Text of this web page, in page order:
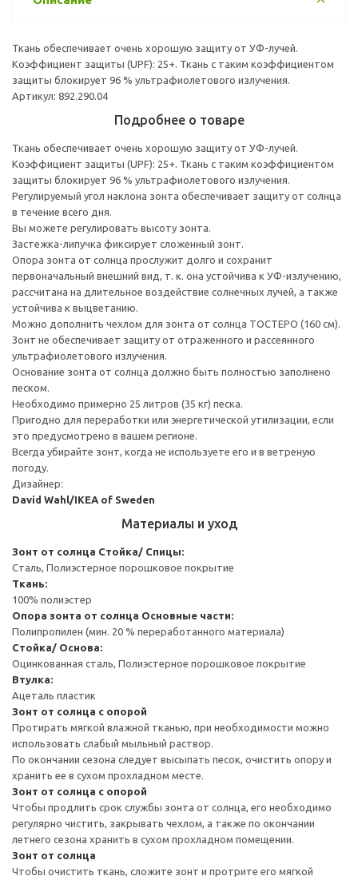
Ткань обеспечивает очень хорошую защиту от УФ-лучей.
Коэффициент защиты (UPF): 25+. Ткань с таким коэффициентом
защиты блокирует 96 % ультрафиолетового излучения.
Артикул: 892.290.04
Подробнее о товаре
Ткань обеспечивает очень хорошую защиту от УФ-лучей.
Коэффициент защиты (UPF): 25+. Ткань с таким коэффициентом
защиты блокирует 96 % ультрафиолетового излучения.
Регулируемый угол наклона зонта обеспечивает защиту от солнца
в течение всего дня.
Вы можете регулировать высоту зонта.
Застежка-липучка фиксирует сложенный зонт.
Опора зонта от солнца прослужит долго и сохранит
первоначальный внешний вид, т. к. она устойчива к УФ-излучению,
рассчитана на длительное воздействие солнечных лучей, а также
устойчива к выцветанию.
Можно дополнить чехлом для зонта от солнца ТОСТЕРО (160 см).
Зонт не обеспечивает защиту от отраженного и рассеянного
ультрафиолетового излучения.
Основание зонта от солнца должно быть полностью заполнено
песком.
Необходимо примерно 25 литров (35 кг) песка.
Пригодно для переработки или энергетической утилизации, если
это предусмотрено в вашем регионе.
Всегда убирайте зонт, когда не используете его и в ветреную
погоду.
Дизайнер:
David Wahl/IKEA of Sweden
Материалы и уход
Зонт от солнца Стойка/ Спицы:
Сталь, Полиэстерное порошковое покрытие
Ткань:
100% полиэстер
Опора зонта от солнца Основные части:
Полипропилен (мин. 20 % переработанного материала)
Стойка/ Основа:
Оцинкованная сталь, Полиэстерное порошковое покрытие
Втулка:
Ацеталь пластик
Зонт от солнца с опорой
Протирать мягкой влажной тканью, при необходимости можно
использовать слабый мыльный раствор.
По окончании сезона следует высыпать песок, очистить опору и
хранить ее в сухом прохладном месте.
Зонт от солнца с опорой
Чтобы продлить срок службы зонта от солнца, его необходимо
регулярно чистить, закрывать чехлом, а также по окончании
летнего сезона хранить в сухом прохладном помещении.
Зонт от солнца
Чтобы очистить ткань, сложите зонт и протрите его мягкой